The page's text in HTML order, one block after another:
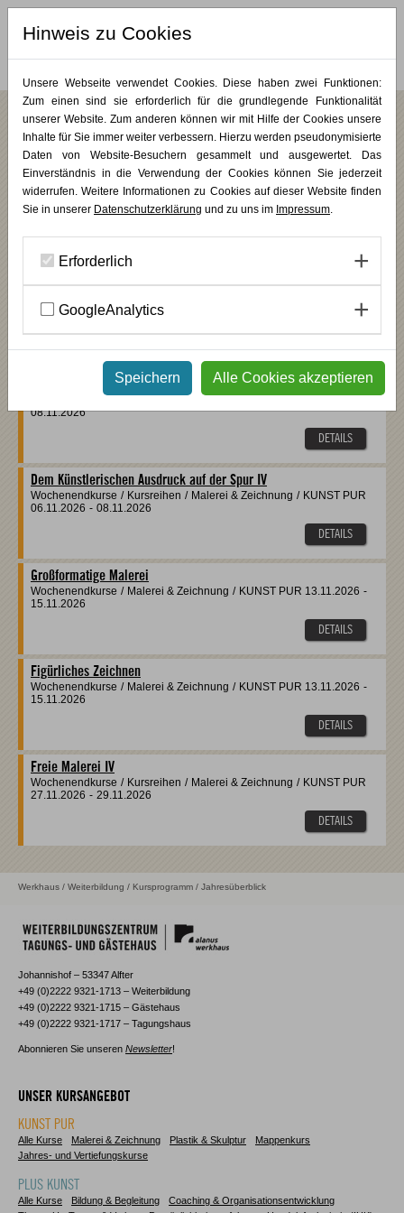
MERKLISTE (0)
Jahresüberblick
APR JUL
OKT
NOV DEZ
Studienvorbereitung: Mappenkurs
Linie & Entdeckung - Neugier im Zeichenprozess entfalten
Lunch & Learn / PLUS KUNST
Die Grundlagen der Ölmalerei
Wochenendkurse / Malerei & Zeichnung / KUNST PUR06.11.2026 -
08.11.2026
DETAILS
Dem Künstlerischen Ausdruck auf der Spur IV
Wochenendkurse / Kursreihen / Malerei & Zeichnung / KUNST PUR
06.11.2026 - 08.11.2026
DETAILS
Großformatige Malerei
Wochenendkurse / Malerei & Zeichnung / KUNST PUR 13.11.2026 -
15.11.2026
DETAILS
Figürliches Zeichnen
Wochenendkurse / Malerei & Zeichnung / KUNST PUR 13.11.2026 -
15.11.2026
DETAILS
Freie Malerei IV
Wochenendkurse / Kursreihen / Malerei & Zeichnung / KUNST PUR
27.11.2026 - 29.11.2026
DETAILS
Werkhaus / Weiterbildung / Kursprogramm / Jahresüberblick
Johannishof – 53347 Alfter
+49 (0)2222 9321-1713 – Weiterbildung
+49 (0)2222 9321-1715 – Gästehaus
+49 (0)2222 9321-1717 – Tagungshaus
Abonnieren Sie unseren Newsletter!
UNSER KURSANGEBOT
KUNST PUR
Alle Kurse Malerei & Zeichnung Plastik & Skulptur
Mappenkurs
Jahres- und Vertiefungskurse
PLUS KUNST
Alle Kurse Bildung & Begleitung
Coaching & Organisationsentwicklung
Hinweis zu Cookies
Unsere Webseite verwendet Cookies. Diese haben zwei Funktionen:
Zum einen sind sie erforderlich für die grundlegende Funktionalität
unserer Website. Zum anderen können wir mit Hilfe der Cookies unsere
Inhalte für Sie immer weiter verbessern. Hierzu werden pseudonymisierte
Daten von Website-Besuchern gesammelt und ausgewertet. Das
Einverständnis in die Verwendung der Cookies können Sie jederzeit
widerrufen. Weitere Informationen zu Cookies auf dieser Website finden
Sie in unserer Datenschutzerklärung und zu uns im Impressum.
Erforderlich
GoogleAnalytics
Speichern Alle Cookies akzeptieren